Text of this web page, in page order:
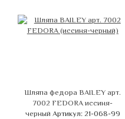
Шляпа федора BAILEY арт.
7002 FEDORA иссиня-
черный Артикул: 21-068-99